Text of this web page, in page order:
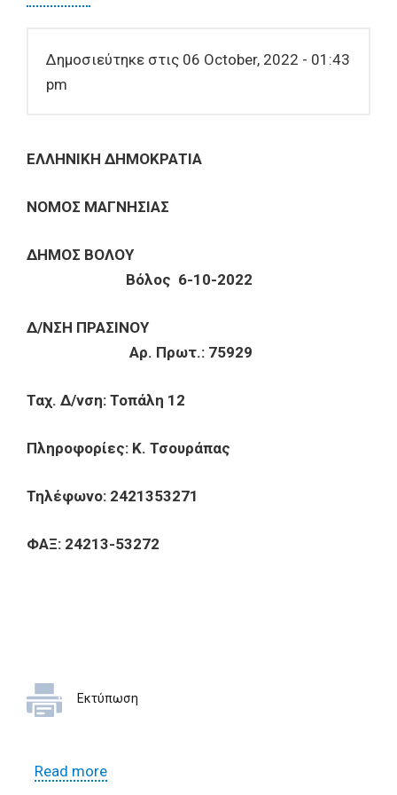
Δημοσιεύτηκε στις 06 October, 2022 - 01:43
pm
ΕΛΛΗΝΙΚΗ ΔΗΜΟΚΡΑΤΙΑ
ΝΟΜΟΣ ΜΑΓΝΗΣΙΑΣ
ΔΗΜΟΣ ΒΟΛΟΥ
Βόλος 6-10-2022
Δ/ΝΣΗ ΠΡΑΣΙΝΟΥ
Αρ. Πρωτ.: 75929
Ταχ. Δ/νση: Τοπάλη 12
Πληροφορίες: Κ. Τσουράπας
Τηλέφωνο: 2421353271
ΦΑΞ: 24213-53272
Εκτύπωση
Read moreabout ΠΡΟΣΚΛΗΣΗ ΥΠΟΒΟΛΗΣ